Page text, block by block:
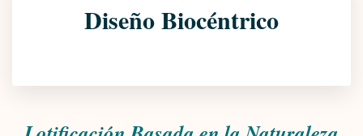
Diseño Biocéntrico